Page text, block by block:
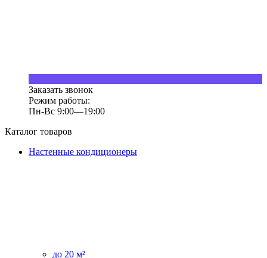
Заказать звонок
Режим работы:
Пн-Вс 9:00—19:00
Каталог товаров
Настенные кондиционеры
до 20 м²